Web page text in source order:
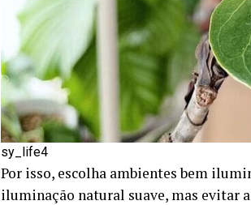
sy_life4
Por isso, escolha ambientes bem
iluminação natural suave, mas evitar